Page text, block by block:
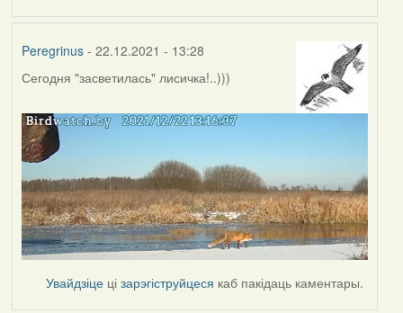
Peregrinus- 22.12.2021 - 13:28
Сегодня "засветилась" лисичка!..)))
Увайдзіце цізарэгіструйцеся каб пакідаць каментары.